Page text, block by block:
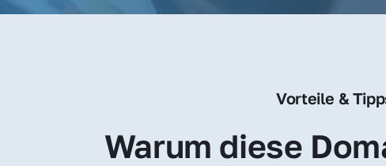
Vorteile &
Warum diese